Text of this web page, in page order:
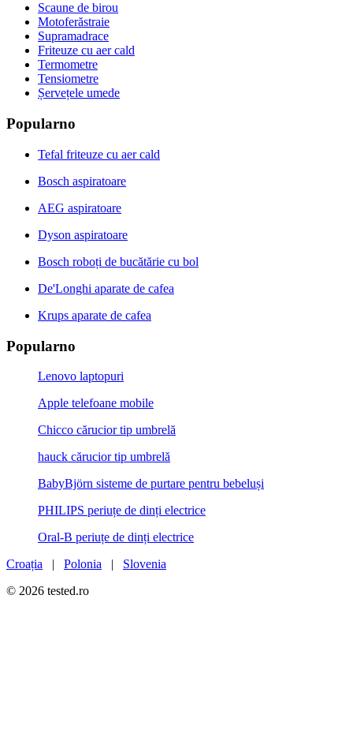
Scaune de birou
Motoferăstraie
Supramadrace
Friteuze cu aer cald
Termometre
Tensiometre
Șervețele umede
Popularno
Tefal friteuze cu aer cald
Bosch aspiratoare
AEG aspiratoare
Dyson aspiratoare
Bosch roboți de bucătărie cu bol
De'Longhi aparate de cafea
Krups aparate de cafea
Popularno
Lenovo laptopuri
Apple telefoane mobile
Chicco cărucior tip umbrelă
hauck cărucior tip umbrelă
BabyBjörn sisteme de purtare pentru bebeluși
PHILIPS periuțe de dinți electrice
Oral-B periuțe de dinți electrice
Croația | Polonia | Slovenia
© 2026 tested.ro